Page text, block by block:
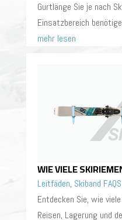
Gurtlänge Sie je nach
Einsatzbereich
mehr lesen
WIE VIELE
Leitfäden, Skiband FAQS
Entdecken Sie, wie
Reisen, Lagerung und